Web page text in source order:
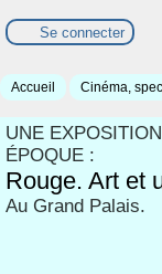
Se connecter
Accueil Cinéma,
UNE
ÉPOQUE :
Rouge. Art et
Au Grand Palais.